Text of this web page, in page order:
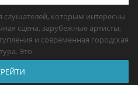
слушателей, которым интересны
сцена, зарубежные артисты,
и современная городская
Это